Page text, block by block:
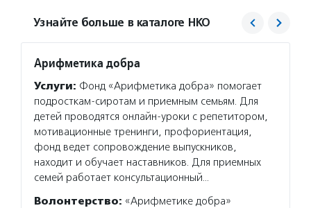
Узнайте больше в каталоге НКО
Арифметика добра
Услуги: Фонд «Арифметика добра» помогает
подросткам-сиротам и приемным семьям. Для
детей проводятся онлайн-уроки с репетитором,
мотивационные тренинги, профориентация,
фонд ведет сопровождение выпускников,
находит и обучает наставников. Для приемных
семей работает консультационный…
Волонтерство: «Арифметике добра»